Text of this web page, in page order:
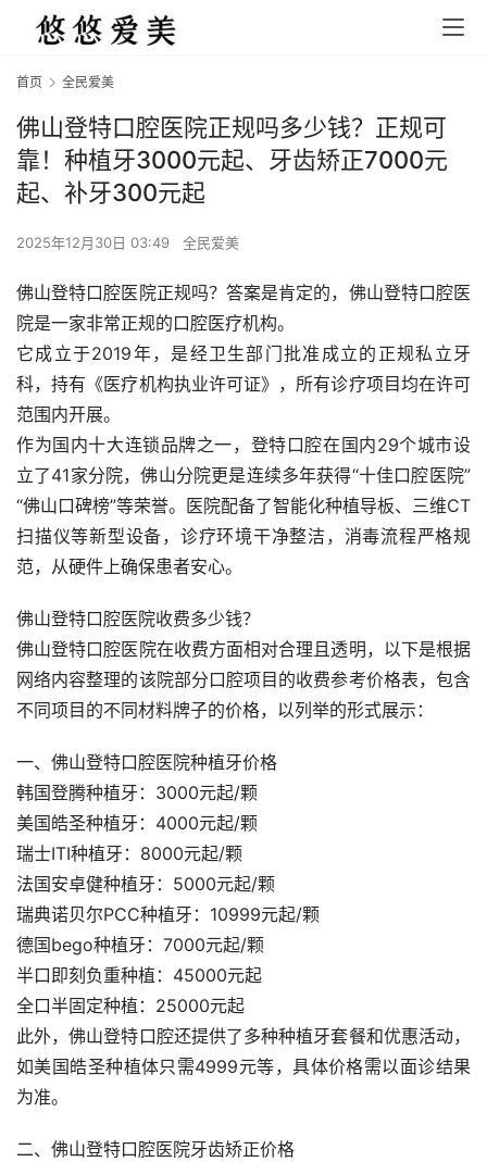
首页 全民爱美
佛山登特口腔医院正规吗多少钱？正规可
靠！种植牙3000元起、牙齿矫正7000元
起、补牙300元起
2025年12月30日 03:49 全民爱美
佛山登特口腔医院正规吗？答案是肯定的，佛山登特口腔医
院是一家非常正规的口腔医疗机构。
它成立于2019年，是经卫生部门批准成立的正规私立牙
科，持有《医疗机构执业许可证》，所有诊疗项目均在许可
范围内开展。
作为国内十大连锁品牌之一，登特口腔在国内29个城市设
立了41家分院，佛山分院更是连续多年获得“十佳口腔医院”
“佛山口碑榜”等荣誉。医院配备了智能化种植导板、三维CT
扫描仪等新型设备，诊疗环境干净整洁，消毒流程严格规
范，从硬件上确保患者安心。
佛山登特口腔医院收费多少钱？
佛山登特口腔医院在收费方面相对合理且透明，以下是根据
网络内容整理的该院部分口腔项目的收费参考价格表，包含
不同项目的不同材料牌子的价格，以列举的形式展示：
一、佛山登特口腔医院种植牙价格
韩国登腾种植牙：3000元起/颗
美国皓圣种植牙：4000元起/颗
瑞士ITI种植牙：8000元起/颗
法国安卓健种植牙：5000元起/颗
瑞典诺贝尔PCC种植牙：10999元起/颗
德国bego种植牙：7000元起/颗
半口即刻负重种植：45000元起
全口半固定种植：25000元起
此外，佛山登特口腔还提供了多种种植牙套餐和优惠活动，
如美国皓圣种植体只需4999元等，具体价格需以面诊结果
为准。
二、佛山登特口腔医院牙齿矫正价格